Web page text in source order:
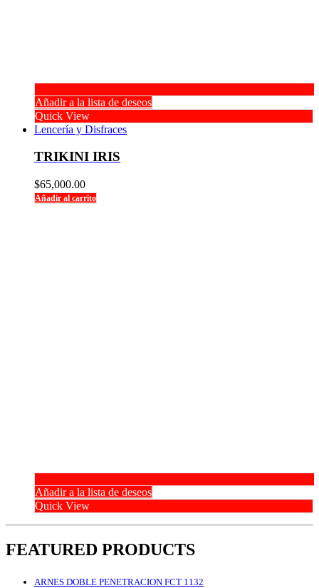
Añadir a la lista de deseos
Quick View
Lencería y Disfraces
TRIKINI IRIS
$65,000.00
Añadir al carrito
Añadir a la lista de deseos
Quick View
FEATURED PRODUCTS
ARNES DOBLE PENETRACION FCT 1132